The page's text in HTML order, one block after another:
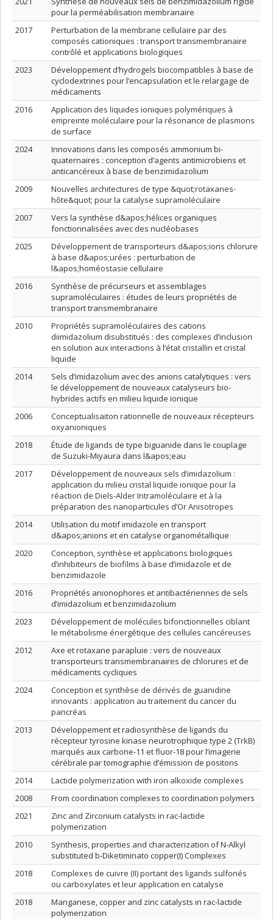
pour la perméabilisation membranaire
2017
Perturbation de la membrane cellulaire par des
composés cationiques : transport transmembranaire
contrôlé et applications biologiques
2023
Développement d’hydrogels biocompatibles à base de
cyclodextrines pour l’encapsulation et le relargage de
médicaments
2016
Application des liquides ioniques polymériques à
empreinte moléculaire pour la résonance de plasmons
de surface
2024
Innovations dans les composés ammonium bi-
quaternaires : conception d’agents antimicrobiens et
anticancéreux à base de benzimidazolium
2009
Nouvelles architectures de type &quot;rotaxanes-
hôte&quot; pour la catalyse supramoléculaire
2007
Vers la synthèse d&apos;hélices organiques
fonctionnalisées avec des nucléobases
2025
Développement de transporteurs d&apos;ions chlorure
à base d&apos;urées : perturbation de
l&apos;homéostasie cellulaire
2016
Synthèse de précurseurs et assemblages
supramoléculaires : études de leurs propriétés de
transport transmembranaire
2010
Propriétés supramoléculaires des cations
diimidazolium disubstitués : des complexes d’inclusion
en solution aux interactions à l’état cristallin et cristal
liquide
2014
Sels d’imidazolium avec des anions catalytiques : vers
le développement de nouveaux catalyseurs bio-
hybrides actifs en milieu liquide ionique
2006
Conceptualisaiton rationnelle de nouveaux récepteurs
oxyanioniques
2018
Étude de ligands de type biguanide dans le couplage
de Suzuki-Miyaura dans l&apos;eau
2017
Développement de nouveaux sels d’imidazolium :
application du milieu cristal liquide ionique pour la
réaction de Diels-Alder Intramoléculaire et à la
préparation des nanoparticules d’Or Anisotropes
2014
Utilisation du motif imidazole en transport
d&apos;anions et en catalyse organométallique
2020
Conception, synthèse et applications biologiques
d’inhibiteurs de biofilms à base d’imidazole et de
benzimidazole
2016
Propriétés anionophores et antibactériennes de sels
d’imidazolium et benzimidazolium
2023
Développement de molécules bifonctionnelles ciblant
le métabolisme énergétique des cellules cancéreuses
2012
Axe et rotaxane parapluie : vers de nouveaux
transporteurs transmembranaires de chlorures et de
médicaments cycliques
2024
Conception et synthèse de dérivés de guanidine
innovants : application au traitement du cancer du
pancréas
2013
Développement et radiosynthèse de ligands du
récepteur tyrosine kinase neurotrophique type 2 (TrkB)
marqués aux carbone-11 et fluor-18 pour l’imagerie
cérébrale par tomographie d’émission de positons
2014
Lactide polymerization with iron alkoxide complexes
2008
From coordination complexes to coordination polymers
2021
Zinc and Zirconium catalysts in rac-lactide
polymerization
2010
Synthesis, properties and characterization of N-Alkyl
substituted b-Diketiminato copper(I) Complexes
2018
Complexes de cuivre (II) portant des ligands sulfonés
ou carboxylates et leur application en catalyse
2018
Manganese, copper and zinc catalysts in rac-lactide
polymerization